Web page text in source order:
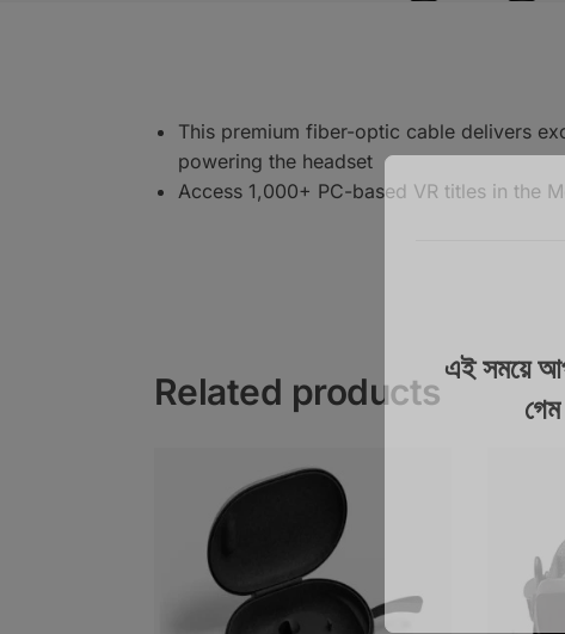
This premium fiber-optic cable delivers
powering the headset
Access 1,000+ PC-based VR titles in the
Related products
এই সময়ে